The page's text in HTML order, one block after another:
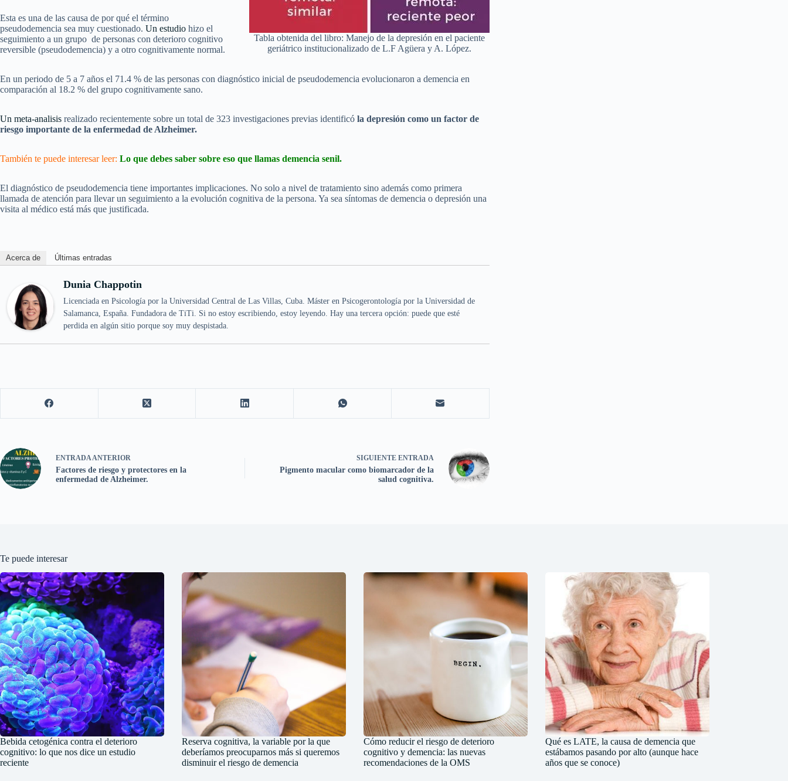
Tabla obtenida del libro: Manejo de la depresión en el paciente
geriátrico institucionalizado de L.F Agüera y A. López.
Esta es una de las causa de por qué el término
pseudodemencia sea muy cuestionado. Un estudio hizo el
seguimiento a un grupo de personas con deterioro cognitivo
reversible (pseudodemencia) y a otro cognitivamente normal.
En un periodo de 5 a 7 años el 71.4 % de las personas con diagnóstico inicial de pseudodemencia evolucionaron a demencia en
comparación al 18.2 % del grupo cognitivamente sano.
Un meta-analisis realizado recientemente sobre un total de 323 investigaciones previas identificó la depresión como un factor de
riesgo importante de la enfermedad de Alzheimer.
También te puede interesar leer: Lo que debes saber sobre eso que llamas demencia senil.
El diagnóstico de pseudodemencia tiene importantes implicaciones. No solo a nivel de tratamiento sino además como primera
llamada de atención para llevar un seguimiento a la evolución cognitiva de la persona. Ya sea síntomas de demencia o depresión una
visita al médico está más que justificada.
Acerca de Últimas entradas
Dunia Chappotin
Licenciada en Psicología por la Universidad Central de Las Villas, Cuba. Máster en Psicogerontología por la Universidad de
Salamanca, España. Fundadora de TiTi. Si no estoy escribiendo, estoy leyendo. Hay una tercera opción: puede que esté
perdida en algún sitio porque soy muy despistada.
ENTRADAANTERIOR
Factores de riesgo y protectores en la
enfermedad de Alzheimer.
SIGUIENTE ENTRADA
Pigmento macular como biomarcador de la
salud cognitiva.
Te puede interesar
Bebida cetogénica contra el deterioro
cognitivo: lo que nos dice un estudio
reciente
Reserva cognitiva, la variable por la que
deberíamos preocuparnos más si queremos
disminuir el riesgo de demencia
Cómo reducir el riesgo de deterioro
cognitivo y demencia: las nuevas
recomendaciones de la OMS
Qué es LATE, la causa de demencia que
estábamos pasando por alto (aunque hace
años que se conoce)